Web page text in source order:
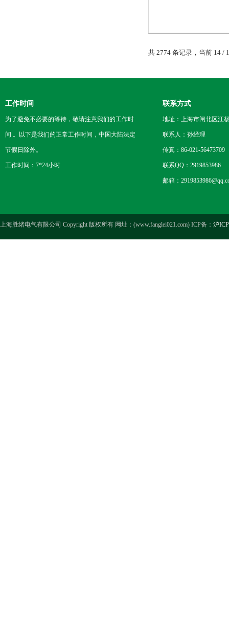
共 2774 条记录，当前 14 /
工作时间
为了避免不必要的等待，敬请注意我们的工作时
间 。以下是我们的正常工作时间，中国大陆法定
节假日除外。
工作时间：7*24小时
联系方式
地址：上海市闸北区江
联系人：孙经理
传真：86-021-56473709
联系QQ：2919853986
邮箱：
上海胜绪电气有限公司 Copyright 版权所有 网址：(www.fanglei021.com) ICP备： 沪